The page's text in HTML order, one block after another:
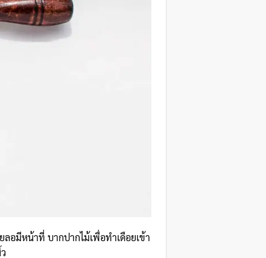
อมีหน้าที่ บากปากไม้เพื่อทำเดือยเข้า